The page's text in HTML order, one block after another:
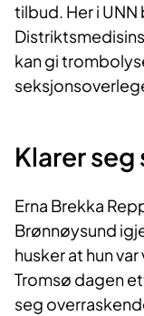
tilbud. Her i
kan gi
Klarer seg
Erna Brekka
Brønnøysund
husker at hun
Tromsø dagen
seg